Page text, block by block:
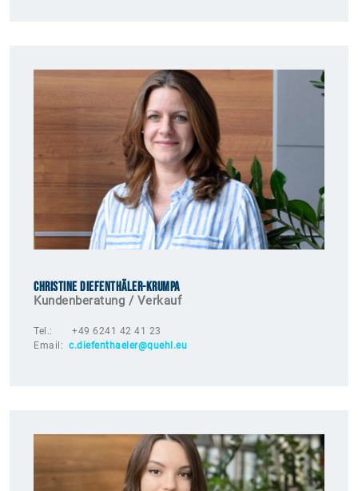
Christine DieFenthäler-Krumpa
Kundenberatung / Verkauf
Tel.: +49 6241 42 41 23
Email: c.diefenthaeler@quehl.eu